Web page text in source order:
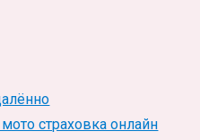
страховка онлайн